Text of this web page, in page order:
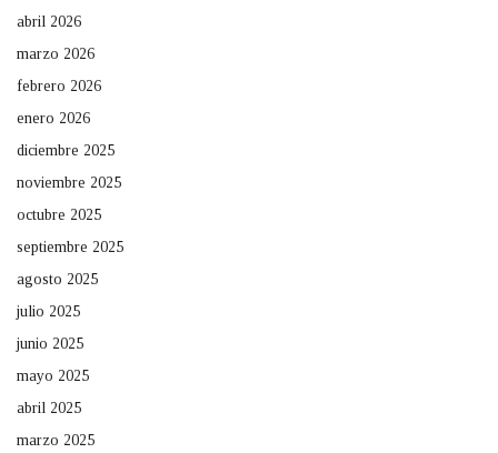
abril 2026
marzo 2026
febrero 2026
enero 2026
diciembre 2025
noviembre 2025
octubre 2025
septiembre 2025
agosto 2025
julio 2025
junio 2025
mayo 2025
abril 2025
marzo 2025